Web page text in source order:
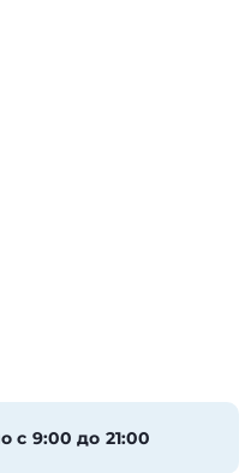
с 9:00 до 21:00